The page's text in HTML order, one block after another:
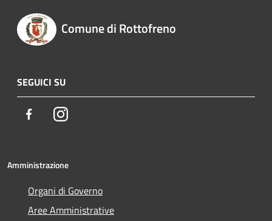
Comune di Rottofreno
SEGUICI SU
FacebookInstagram
Amministrazione
Organi di Governo
Aree Amministrative